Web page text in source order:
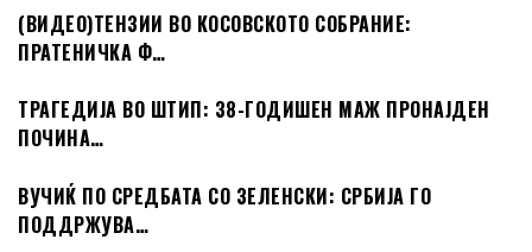
(ВИДЕО)ТЕНЗИИ ВО КОСОВСКОТО СОБРАНИЕ:
ПРАТЕНИЧКА Ф…
ТРАГЕДИЈА ВО ШТИП: 38-ГОДИШЕН МАЖ ПРОНАЈДЕН
ПОЧИНА…
ВУЧИЌ ПО СРЕДБАТА СО ЗЕЛЕНСКИ: СРБИЈА ГО
ПОДДРЖУВА…